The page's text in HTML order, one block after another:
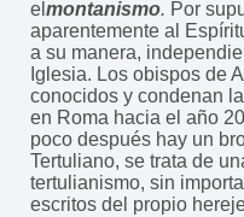
el montanismo. Por
aparentemente al
a su manera,
Iglesia. Los obispos de
conocidos y condenan
en Roma hacia el año
poco después hay un
Tertuliano, se trata de
tertulianismo, sin
escritos del propio